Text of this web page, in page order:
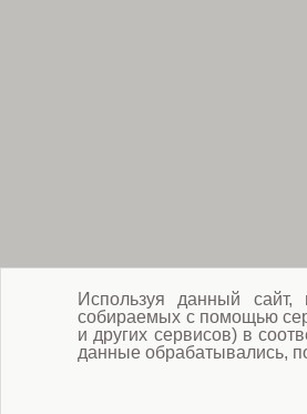
Используя данный
собираемых с помощью
и других сервисов) в
данные обрабатывались,